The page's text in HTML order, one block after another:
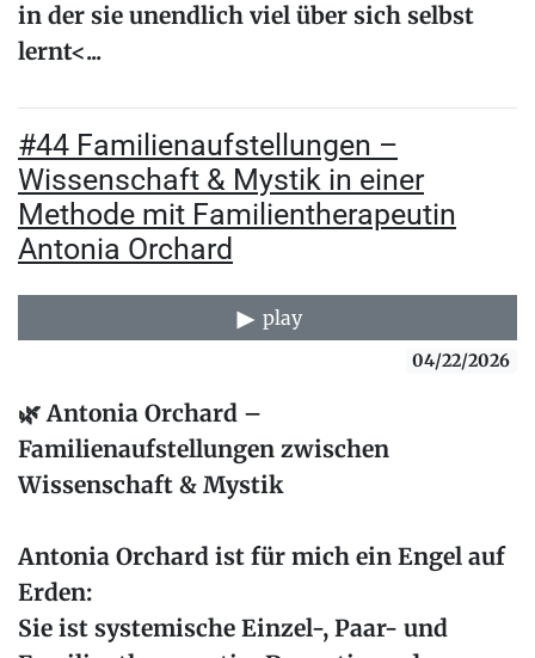
in der sie unendlich viel über sich selbst
lernt<...
#44 Familienaufstellungen –
Wissenschaft & Mystik in einer
Methode mit Familientherapeutin
Antonia Orchard
play
04/22/2026
🌿 Antonia Orchard –
Familienaufstellungen zwischen
Wissenschaft & Mystik
Antonia Orchard ist für mich ein Engel auf
Erden:
Sie ist systemische Einzel-, Paar- und